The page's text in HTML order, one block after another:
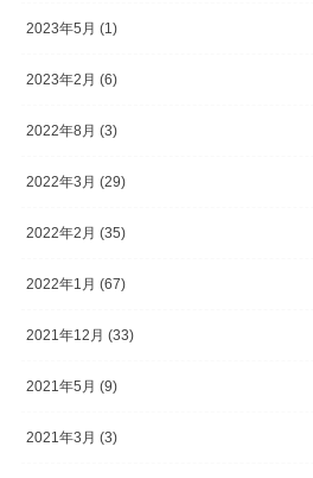
2023年5月 (1)
2023年2月 (6)
2022年8月 (3)
2022年3月 (29)
2022年2月 (35)
2022年1月 (67)
2021年12月 (33)
2021年5月 (9)
2021年3月 (3)